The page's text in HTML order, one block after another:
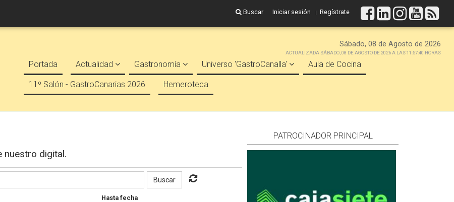
Buscar Iniciar sesión Regístrate
Sábado, 08 de Agosto de 2026
ACTUALIZADA SÁBADO, 08 DE AGOSTO DE 2026 A LAS 11:57:40 HORAS
Portada Actualidad Gastronomía Universo 'GastroCanalla' Aula de Cocina
11º Salón - GastroCanarias 2026 Hemeroteca
nuestro digital.
Buscar
Hasta fecha
PATROCINADOR PRINCIPAL